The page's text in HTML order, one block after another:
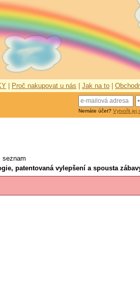
Proč nakupovat u nás Jak na to
Nemáte účet? Vytvořit jej
seznam
patentovaná vylepšení a spousta